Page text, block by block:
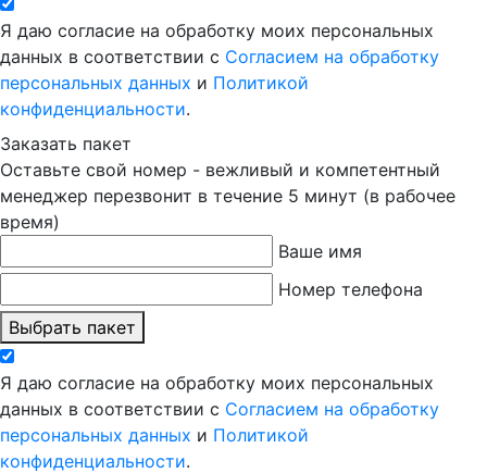
Я даю согласие на обработку моих персональных
данных в соответствии с Согласием на обработку
персональных данных и Политикой
конфиденциальности.
Заказать пакет
Оставьте свой номер - вежливый и компетентный
менеджер перезвонит в течение 5 минут (в рабочее
время)
Ваше имя
Номер телефона
Выбрать пакет
Я даю согласие на обработку моих персональных
данных в соответствии с Согласием на обработку
персональных данных и Политикой
конфиденциальности.